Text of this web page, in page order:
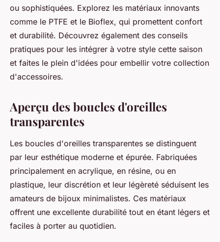
Victoire•12 mars 2025•3 min de lecture
ou sophistiquées. Explorez les matériaux innovants
comme le PTFE et le Bioflex, qui promettent confort
et durabilité. Découvrez également des conseils
pratiques pour les intégrer à votre style cette saison
et faites le plein d'idées pour embellir votre collection
d'accessoires.
Aperçu des boucles d'oreilles
transparentes
Les boucles d'oreilles transparentes se distinguent
par leur esthétique moderne et épurée. Fabriquées
principalement en acrylique, en résine, ou en
plastique, leur discrétion et leur légèreté séduisent les
amateurs de bijoux minimalistes. Ces matériaux
offrent une excellente durabilité tout en étant légers et
faciles à porter au quotidien.